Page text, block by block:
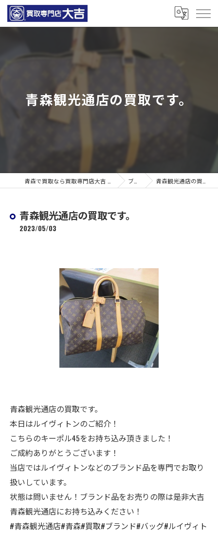
青森観光通店の買取です。
ブログ 青森観光通店の買取です。
青森観光通店の買取です。
2023/05/03
青森観光通店の買取です。
本日はルイヴィトンのご紹介！
こちらのキーポル45をお持ち込み頂きました！
ご成約ありがとうございます！
当店ではルイヴィトンなどのブランド品を専門でお取り
扱いしています。
状態は問いません！ブランド品をお売りの際は是非大吉
青森観光通店にお持ち込みください！
#青森観光通店#青森#買取#ブランド#バッグ#ルイヴィト